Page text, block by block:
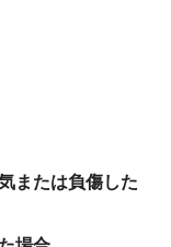
または負傷した